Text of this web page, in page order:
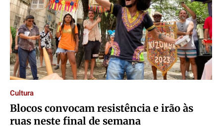
Cultura
Blocos convocam resistência e irão às
ruas neste final de semana